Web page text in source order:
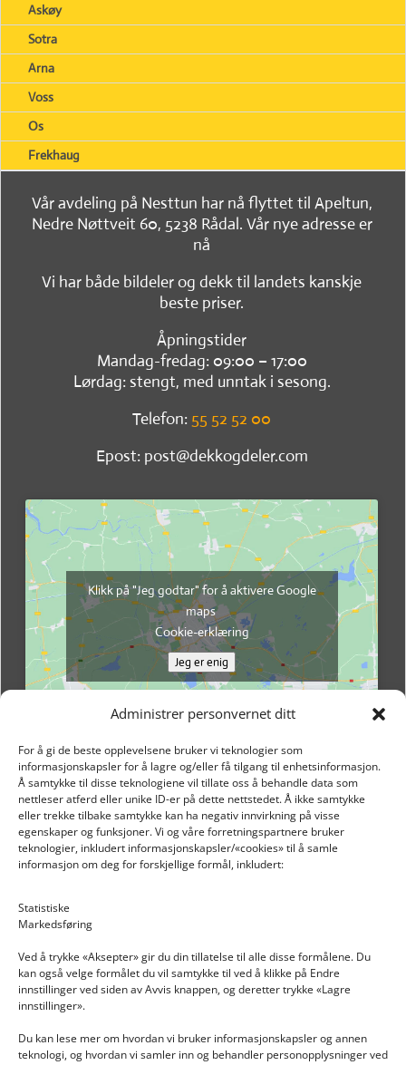
Administrer personvernet ditt
For å gi de beste opplevelsene bruker vi teknologier som
informasjonskapsler for å lagre og/eller få tilgang til enhetsinformasjon.
Å samtykke til disse teknologiene vil tillate oss å behandle data som
nettleser atferd eller unike ID-er på dette nettstedet. Å ikke samtykke
eller trekke tilbake samtykke kan ha negativ innvirkning på visse
egenskaper og funksjoner. Vi og våre forretningspartnere bruker
teknologier, inkludert informasjonskapsler/«cookies» til å samle
informasjon om deg for forskjellige formål, inkludert:
Statistiske
Markedsføring
Ved å trykke «Aksepter» gir du din tillatelse til alle disse formålene. Du
kan også velge formålet du vil samtykke til ved å klikke på Endre
innstillinger ved siden av Avvis knappen, og deretter trykke «Lagre
innstillinger».
Du kan lese mer om hvordan vi bruker informasjonskapsler og annen
teknologi, og hvordan vi samler inn og behandler personopplysninger ved
Askøy
Sotra
Arna
Voss
Os
Frekhaug
Vår avdeling på Nesttun har nå flyttet til Apeltun,
Nedre Nøttveit 60, 5238 Rådal. Vår nye adresse er
nå
Vi har både bildeler og dekk til landets kanskje
beste priser.
Åpningstider
Mandag-fredag: 09:00 – 17:00
Lørdag: stengt, med unntak i sesong.
Telefon: 55 52 52 00
Epost: post@dekkogdeler.com
Klikk på "Jeg godtar" for å aktivere Google
maps
Cookie-erklæring
Jeg er enig
INFORMASJON